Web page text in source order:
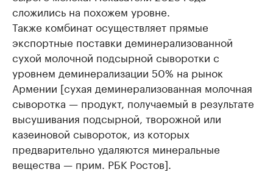
сложились на похожем уровне.
Также комбинат осуществляет прямые
экспортные поставки деминерализованной
сухой молочной подсырной сыворотки с
уровнем деминерализации 50% на рынок
Армении [сухая деминерализованная молочная
сыворотка — продукт, получаемый в результате
высушивания подсырной, творожной или
казеиновой сывороток, из которых
предварительно удаляются минеральные
вещества — прим. РБК Ростов].